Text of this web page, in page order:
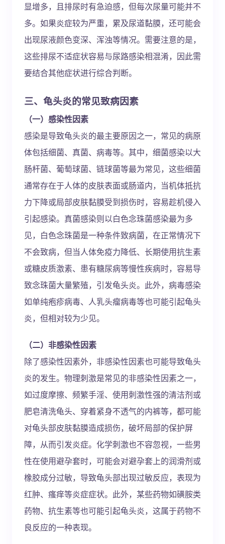
显增多，且排尿时有急迫感，但每次尿量可能并不
多。如果炎症较为严重，累及尿道黏膜，还可能会
出现尿液颜色变深、浑浊等情况。需要注意的是，
这些排尿不适症状容易与尿路感染相混淆，因此需
要结合其他症状进行综合判断。
三、龟头炎的常见致病因素
（一）感染性因素
感染是导致龟头炎的最主要原因之一，常见的病原
体包括细菌、真菌、病毒等。其中，细菌感染以大
肠杆菌、葡萄球菌、链球菌等最为常见，这些细菌
通常存在于人体的皮肤表面或肠道内，当机体抵抗
力下降或局部皮肤黏膜受到损伤时，容易趁机侵入
引起感染。真菌感染则以白色念珠菌感染最为多
见，白色念珠菌是一种条件致病菌，在正常情况下
不会致病，但当人体免疫力降低、长期使用抗生素
或糖皮质激素、患有糖尿病等慢性疾病时，容易导
致念珠菌大量繁殖，引发龟头炎。此外，病毒感染
如单纯疱疹病毒、人乳头瘤病毒等也可能引起龟头
炎，但相对较为少见。
（二）非感染性因素
除了感染性因素外，非感染性因素也可能导致龟头
炎的发生。物理刺激是常见的非感染性因素之一，
如过度摩擦、频繁手淫、使用刺激性强的清洁剂或
肥皂清洗龟头、穿着紧身不透气的内裤等，都可能
对龟头部皮肤黏膜造成损伤，破坏局部的保护屏
障，从而引发炎症。化学刺激也不容忽视，一些男
性在使用避孕套时，可能会对避孕套上的润滑剂或
橡胶成分过敏，导致龟头部出现过敏反应，表现为
红肿、瘙痒等炎症症状。此外，某些药物如磺胺类
药物、抗生素等也可能引起龟头炎，这属于药物不
良反应的一种表现。